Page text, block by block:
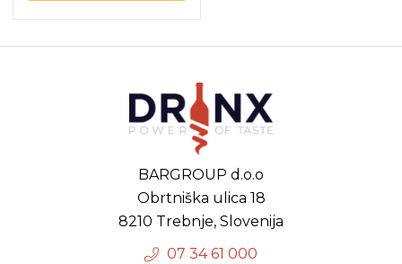
BARGROUP d.o.o
Obrtniška ulica 18
8210 Trebnje, Slovenija
07 34 61 000